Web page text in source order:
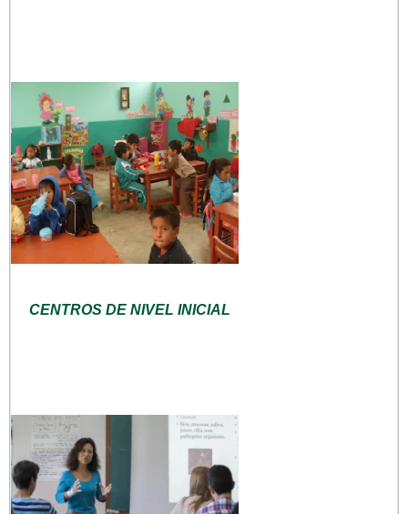
CENTROS DE NIVEL INICIAL